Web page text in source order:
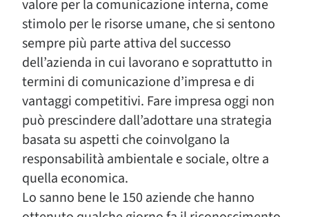
valore per la comunicazione interna, come
stimolo per le risorse umane, che si sentono
sempre più parte attiva del successo
dell’azienda in cui lavorano e soprattutto in
termini di comunicazione d’impresa e di
vantaggi competitivi. Fare impresa oggi non
può prescindere dall’adottare una strategia
basata su aspetti che coinvolgano la
responsabilità ambientale e sociale, oltre a
quella economica.
Lo sanno bene le 150 aziende che hanno